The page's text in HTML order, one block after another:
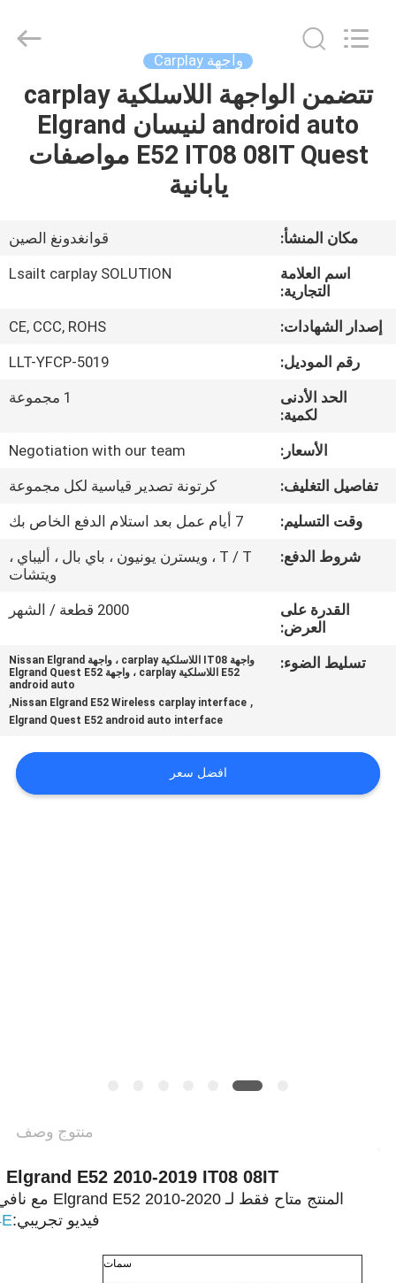
منزل،
بيت
أشرطة
فيديو
معلومات
جولة
المعمل
مراقبة
الجودة
اتصل
حالات
Electron
Co.,Ltd.
واجهة Carplay
تتضمن الواجهة اللاسلكية carplay
android auto لنيسان Elgrand
E52 IT08 08IT Quest مواصفات
يابانية
مكان المنشأ:
قوانغدونغ الصين
اسم العلامة
التجارية:
Lsailt carplay SOLUTION
إصدار الشهادات:
CE, CCC, ROHS
رقم الموديل:
LLT-YFCP-5019
الحد الأدنى
لكمية:
1 مجموعة
الأسعار:
Negotiation with our team
تفاصيل التغليف:
كرتونة تصدير قياسية لكل مجموعة
وقت التسليم:
7 أيام عمل بعد استلام الدفع الخاص بك
شروط الدفع:
T / T ، ويسترن يونيون ، باي بال ، أليباي ،
ويتشات
القدرة على
العرض:
2000 قطعة / الشهر
تسليط الضوء:
واجهة IT08 اللاسلكية carplay ، واجهة Nissan Elgrand
E52 اللاسلكية carplay ، واجهة Elgrand Quest E52
android auto
,
Nissan Elgrand E52 Wireless carplay interface
,
Elgrand Quest E52 android auto interface
افضل سعر
منتوج وصف
E52 2010-2019 IT08 08IT
المنتج متاح فقط لـ Elgrand E52 2010-2020 مع نافي OEM ، يرجى التحقق مما إذا كانت سياراتك متوافقة أم لا قبل الطلب!
فيديو تجريبي:
سمات